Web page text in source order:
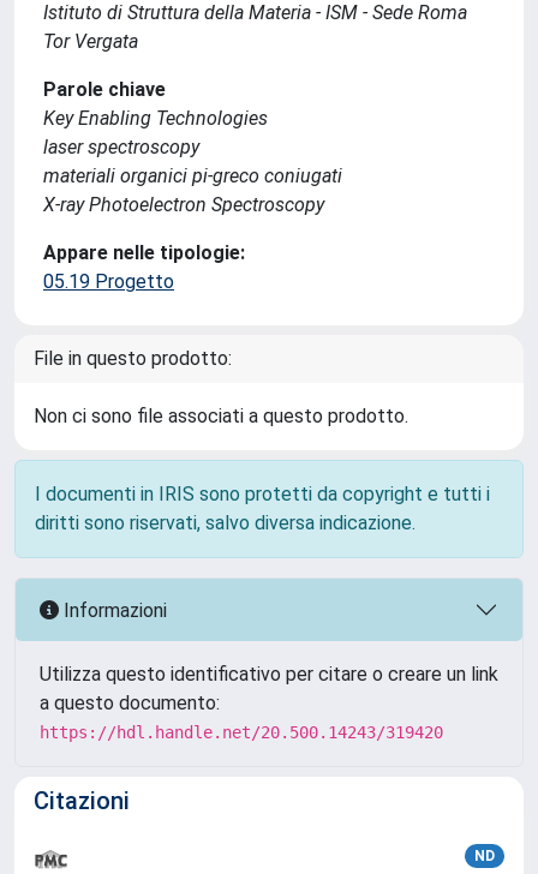
Istituto di Struttura della Materia - ISM - Sede Roma
Tor Vergata
Parole chiave
Key Enabling Technologies
laser spectroscopy
materiali organici pi-greco coniugati
X-ray Photoelectron Spectroscopy
Appare nelle tipologie:
05.19 Progetto
File in questo prodotto:
Non ci sono file associati a questo prodotto.
I documenti in IRIS sono protetti da copyright e tutti i
diritti sono riservati, salvo diversa indicazione.
Informazioni
Utilizza questo identificativo per citare o creare un link
a questo documento:
https://hdl.handle.net/20.500.14243/319420
Citazioni
ND